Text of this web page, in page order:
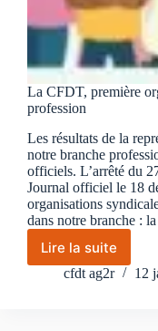
La CFDT, première
profession
Les résultats de la
notre branche
officiels. L’arrêté du
Journal officiel le 18
organisations
dans notre branche :
Lire la suite
La
CFDT,
cfdt ag2r 12